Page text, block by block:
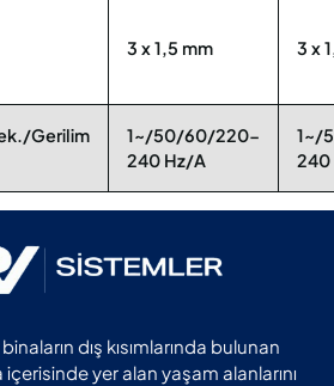
3 x 1,5 mm 3 x
Gerilim
1~/50/60/220-
240 Hz/A
1~/
240
binaların dış kısımlarında bulunan
yer alan yaşam alanlarını